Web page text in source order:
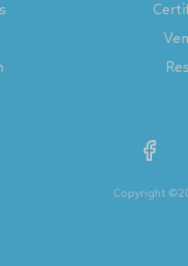
Copyright